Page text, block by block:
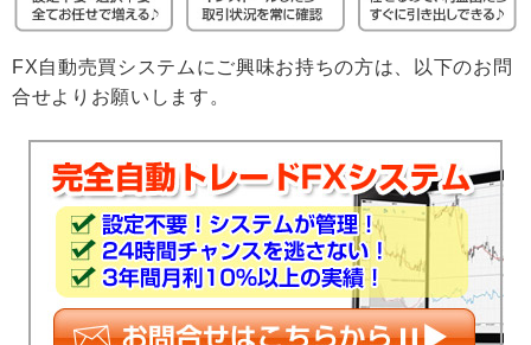
FX自動売買システムにご興味お持ちの方は、以下のお問
合せよりお願いします。